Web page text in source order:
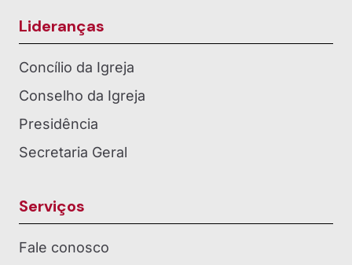
Lideranças
Concílio da Igreja
Conselho da Igreja
Presidência
Secretaria Geral
Serviços
Fale conosco